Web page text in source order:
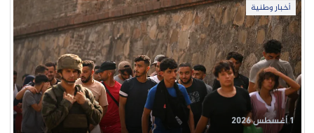
أخبار وطنية
1 أغسطس 2026